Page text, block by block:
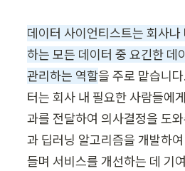
데이터 사이언티스트는 회사
하는 모든 데이터 중 요긴한 데
관리하는 역할을 주로 맡습니
터는 회사 내 필요한 사람들에
과를 전달하여 의사결정을 도
과 딥러닝 알고리즘을 개발하
들며 서비스를 개선하는 데 기